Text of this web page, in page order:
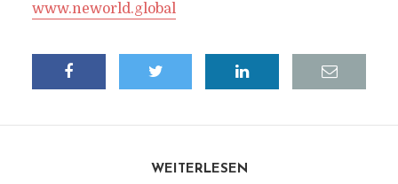
www.neworld.global
WEITERLESEN